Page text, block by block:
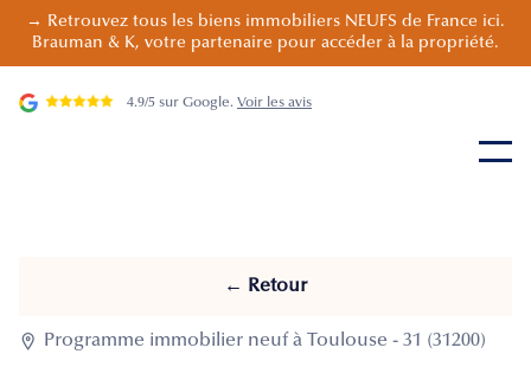
→ Retrouvez tous les biens immobiliers NEUFS de France ici.
Brauman & K, votre partenaire pour accéder à la propriété.
4.9/5 sur Google. Voir les avis
← Retour
 Programme immobilier neuf à Toulouse - 31 (31200)